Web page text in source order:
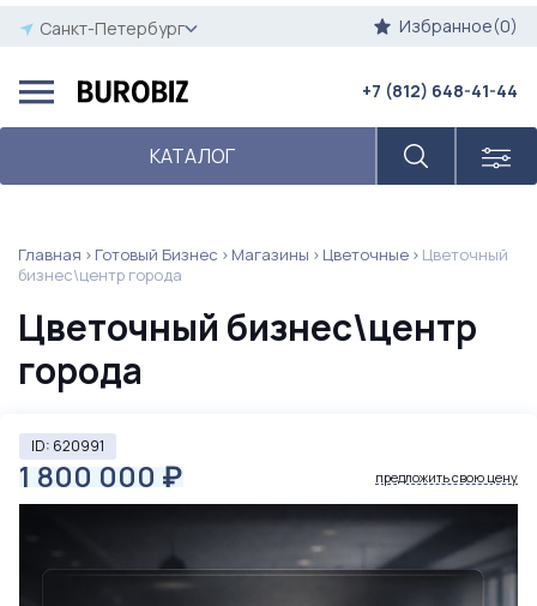
Санкт-Петербург Избранное(0)
КАТАЛОГ
+7 (812) 648-41-44
Главная Готовый Бизнес Магазины Цветочные
Цветочный
бизнес\центр города
Цветочный бизнес\центр
города
ID: 620991
1 800 000 ₽ предложить свою цену